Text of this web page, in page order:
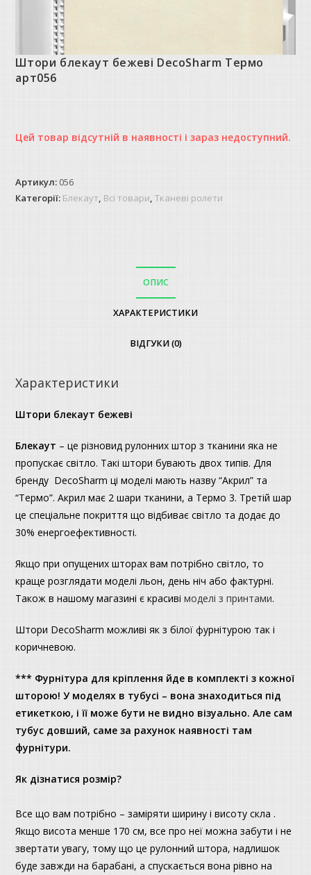
Штори блекаут бежеві DecoSharm Термо
арт056
Цей товар відсутній в наявності і зараз недоступний.
Артикул: 056
Категорії: Блекаут, Всі товари,Тканеві ролети
ОПИС
ХАРАКТЕРИСТИКИ
ВІДГУКИ (0)
Характеристики
Штори блекаут бежеві
Блекаут – це різновид рулонних штор з тканини яка не
пропускає світло. Такі штори бувають двох типів. Для
бренду DecoSharm ці моделі мають назву “Акрил” та
“Термо”. Акрил має 2 шари тканини, а Термо 3. Третій шар
це спеціальне покриття що відбиває світло та додає до
30% енергоефективності.
Якщо при опущених шторах вам потрібно світло, то
краще розглядати моделі льон, день ніч або фактурні.
Також в нашому магазині є красивімоделі з принтами.
Штори DecoSharm можливі як з білої фурнітурою так і
коричневою.
*** Фурнітура для кріплення йде в комплекті з кожної
шторою! У моделях в тубусі – вона знаходиться під
етикеткою, і її може бути не видно візуально. Але сам
тубус довший, саме за рахунок наявності там
фурнітури.
Як дізнатися розмір?
Все що вам потрібно – заміряти ширину і висоту скла .
Якщо висота менше 170 см, все про неї можна забути і не
звертати увагу, тому що це рулонний штора, надлишок
буде завжди на барабані, а спускається вона рівно на